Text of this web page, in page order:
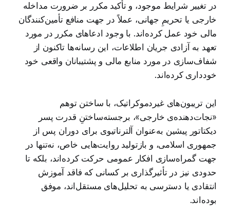
در تغییر شرایط موجود، و تأکید مکرر بر ضرورت مداخله
خارجی یا تحریمِ جهانی، عملاً در جهت منافع تأمین‌کنندگان
مالی خود عمل کرده‌اند. با وجود ادعاهای مکرر در مورد
تعهد به آزادی جریان اطلاعات، این رسانه‌ها تاکنون از
شفاف‌سازی در مورد منابع مالی و پشتیبانان واقعی خود
خودداری کرده‌اند.
این تریبون‌های غیردموکراتیک، با ساختن توهم
«نجات‌دهنده‌ی خارجی»، برجسته‌ساختنِ قدرت پسر
دیکتاتور پیشین به‌عنوان آلترناتیوی برای دوران پس از
جمهوری اسلامی، و بازتولید روایت‌هایی خاص، نه‌تنها در
جهت گمراه‌سازی افکار عمومی حرکت کرده‌اند، بلکه تا
حدودی نیز در تأثیرگذاری بر کسانی که فاقد آموزش
انتقادی یا دسترسی به تحلیل‌های مستقل‌اند، موفق
بوده‌اند.